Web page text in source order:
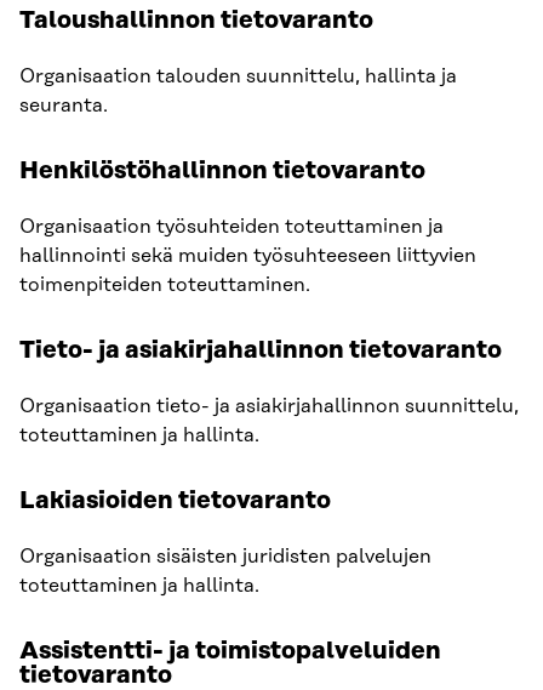
Taloushallinnon tietovaranto
Organisaation talouden suunnittelu, hallinta ja
seuranta.
Henkilöstöhallinnon tietovaranto
Organisaation työsuhteiden toteuttaminen ja
hallinnointi sekä muiden työsuhteeseen liittyvien
toimenpiteiden toteuttaminen.
Tieto- ja asiakirjahallinnon tietovaranto
Organisaation tieto- ja asiakirjahallinnon suunnittelu,
toteuttaminen ja hallinta.
Lakiasioiden tietovaranto
Organisaation sisäisten juridisten palvelujen
toteuttaminen ja hallinta.
Assistentti- ja toimistopalveluiden
tietovaranto